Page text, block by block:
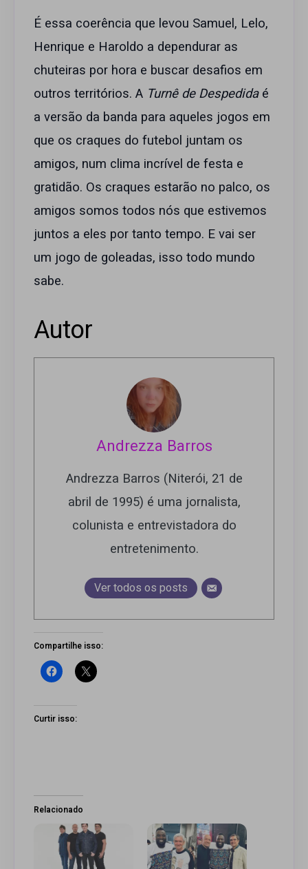
É essa coerência que levou Samuel, Lelo,
Henrique e Haroldo a dependurar as
chuteiras por hora e buscar desafios em
outros territórios. A Turnê de Despedidaé
a versão da banda para aqueles jogos em
que os craques do futebol juntam os
amigos, num clima incrível de festa e
gratidão. Os craques estarão no palco, os
amigos somos todos nós que estivemos
juntos a eles por tanto tempo. E vai ser
um jogo de goleadas, isso todo mundo
sabe.
Autor
Andrezza Barros
Andrezza Barros (Niterói, 21 de
abril de 1995) é uma jornalista,
colunista e entrevistadora do
entretenimento.
Ver todos os posts
Compartilhe isso:
Curtir isso:
Relacionado